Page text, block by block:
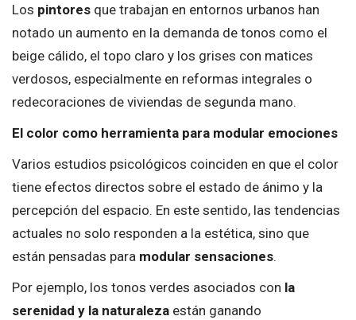
Los pintores que trabajan en entornos urbanos han
notado un aumento en la demanda de tonos como el
beige cálido, el topo claro y los grises con matices
verdosos, especialmente en reformas integrales o
redecoraciones de viviendas de segunda mano.
El color como herramienta para modular emociones
Varios estudios psicológicos coinciden en que el color
tiene efectos directos sobre el estado de ánimo y la
percepción del espacio. En este sentido, las tendencias
actuales no solo responden a la estética, sino que
están pensadas para modular sensaciones.
Por ejemplo, los tonos verdes asociados con la
serenidad y la naturaleza están ganando